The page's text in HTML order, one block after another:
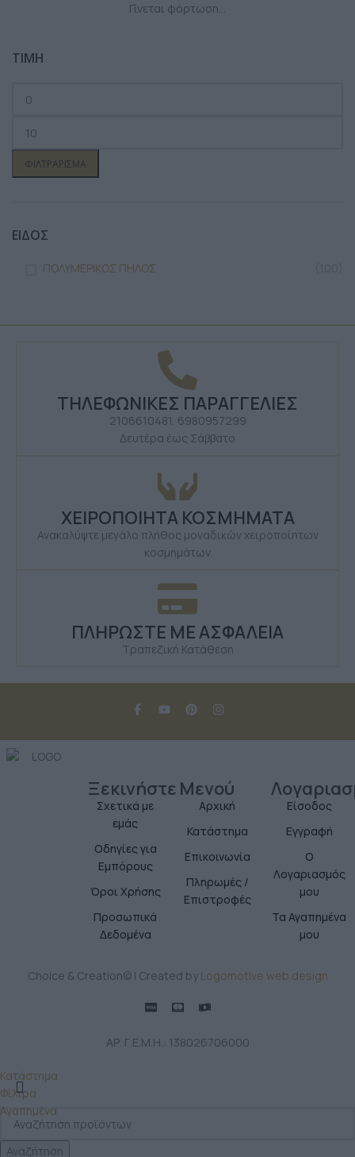
ΤΙΜΗ
ΦΙΛΤΡΆΡΙΣΜΑ
ΕΙΔΟΣ
ΠΟΛΥΜΕΡΙΚΟΣ ΠΗΛΟΣ
Γίνεται φόρτωση...
ΤΗΛΕΦΩΝΙΚΕΣ ΠΑΡΑΓΓΕΛΙΕΣ
2106610481, 6980957299
Δευτέρα έως Σάββατο
ΧΕΙΡΟΠΟΙΗΤΑ ΚΟΣΜΗΜΑΤΑ
Ανακαλύψτε μεγάλο πλήθος μοναδικών χειροποίητων
κοσμημάτων
ΠΛΗΡΩΣΤΕ ΜΕ ΑΣΦΑΛΕΙΑ
Τραπεζική Κατάθεση
Ξεκινήστε
Σχετικά με
εμάς
Οδηγίες για
Εμπόρους
Όροι Χρήσης
Προσωπικά
Δεδομένα
Μενού
Αρχική
Κατάστημα
Επικοινωνία
Πληρωμές /
Επιστροφές
Είσοδος
Εγγραφή
Ο
Λογαριασμός
μου
Τα Αγαπημένα
μου
Choice & Creation© | Created by Logomotive web design
ΑΡ. Γ.Ε.Μ.Η.: 138026706000
Αναζήτηση
Κατάστημα
Φίλτρα
Αγαπημένα